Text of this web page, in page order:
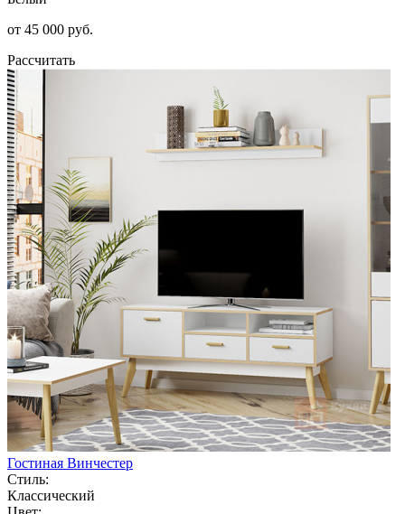
от 45 000 руб.
Рассчитать
Гостиная Винчестер
Стиль:
Классический